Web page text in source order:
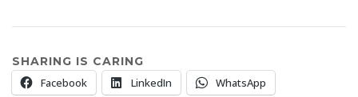
SHARING IS CARING
Facebook
LinkedIn WhatsApp